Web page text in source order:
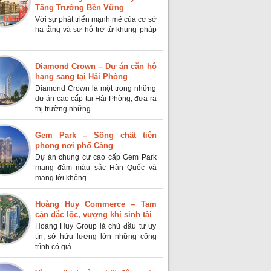
Tăng Trưởng Bền Vững
Với sự phát triển mạnh mẽ của cơ sở
hạ tầng và sự hỗ trợ từ khung pháp
Diamond Crown – Dự án căn hộ
hạng sang tại Hải Phòng
Diamond Crown là một trong những
dự án cao cấp tại Hải Phòng, đưa ra
thị trường những ...
Gem Park – Sống chất tiên
phong nơi phố Cảng
Dự án chung cư cao cấp Gem Park
mang đậm màu sắc Hàn Quốc và
mang tới không ...
Hoàng Huy Commerce – Tam
cận đắc lộc, vượng khí sinh tài
Hoàng Huy Group là chủ đầu tư uy
tín, sở hữu lượng lớn những công
trình có giá ...